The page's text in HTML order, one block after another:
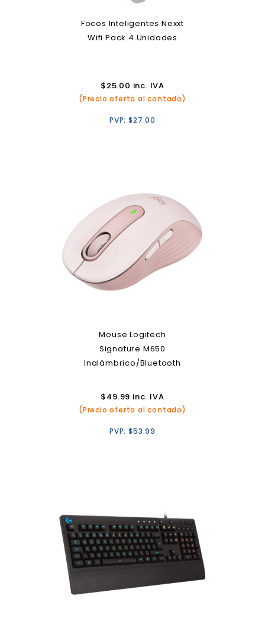
Focos Inteligentes Nexxt
Wifi Pack 4 Unidades
$25.00 inc. IVA
(Precio oferta al contado)
PVP:$27.00
Mouse Logitech
Signature M650
Inalámbrico/Bluetooth
$49.99 inc. IVA
(Precio oferta al contado)
PVP:$53.99